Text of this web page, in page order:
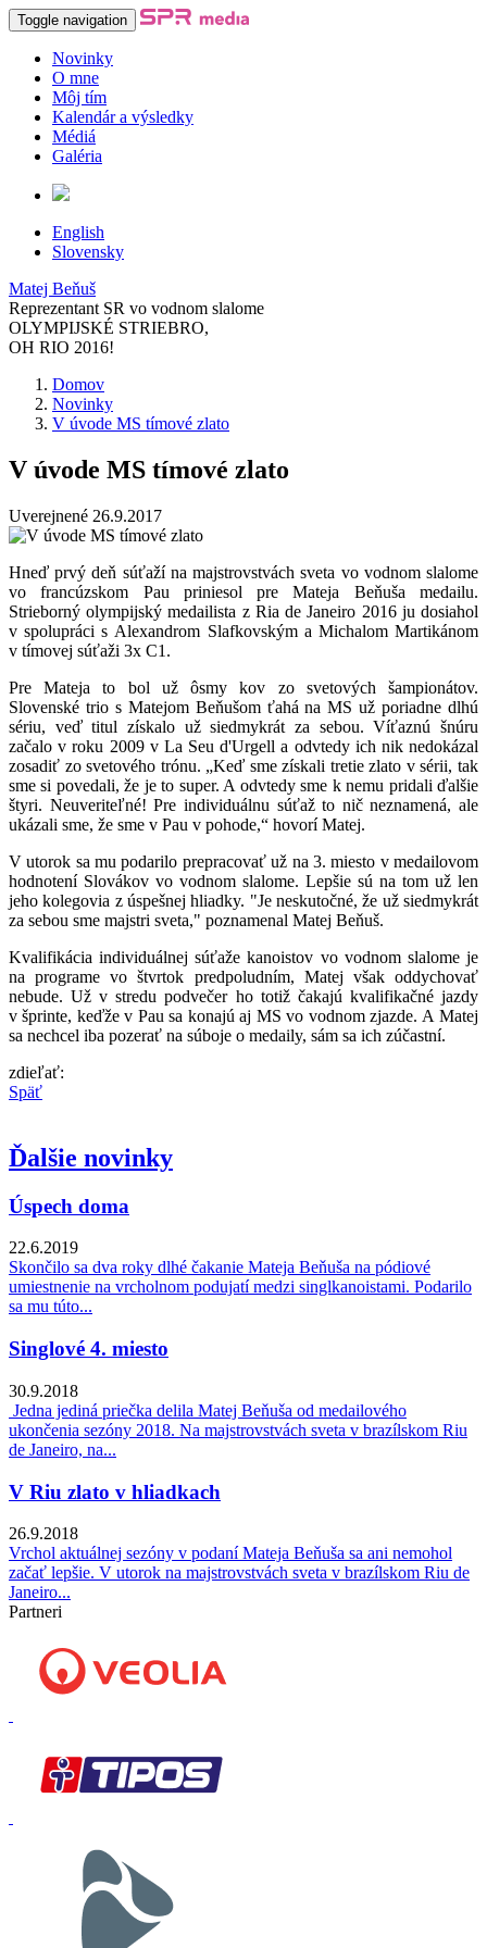
Toggle navigation
Novinky
O mne
Môj tím
Kalendár a výsledky
Médiá
Galéria
English
Slovensky
Matej Beňuš
Reprezentant SR vo vodnom slalome
OLYMPIJSKÉ STRIEBRO,
OH RIO 2016!
Domov
Novinky
V úvode MS tímové zlato
V úvode MS tímové zlato
Uverejnené 26.9.2017
Hneď prvý deň súťaží na majstrovstvách sveta vo vodnom slalome
vo francúzskom Pau priniesol pre Mateja Beňuša medailu.
Strieborný olympijský medailista z Ria de Janeiro 2016 ju dosiahol
v spolupráci s Alexandrom Slafkovským a Michalom Martikánom
v tímovej súťaži 3x C1.
Pre Mateja to bol už ôsmy kov zo svetových šampionátov.
Slovenské trio s Matejom Beňušom ťahá na MS už poriadne dlhú
sériu, veď titul získalo už siedmykrát za sebou. Víťaznú šnúru
začalo v roku 2009 v La Seu d'Urgell a odvtedy ich nik nedokázal
zosadiť zo svetového trónu. „Keď sme získali tretie zlato v sérii, tak
sme si povedali, že je to super. A odvtedy sme k nemu pridali ďalšie
štyri. Neuveriteľné! Pre individuálnu súťaž to nič neznamená, ale
ukázali sme, že sme v Pau v pohode,“ hovorí Matej.
V utorok sa mu podarilo prepracovať už na 3. miesto v medailovom
hodnotení Slovákov vo vodnom slalome. Lepšie sú na tom už len
jeho kolegovia z úspešnej hliadky. "Je neskutočné, že už siedmykrát
za sebou sme majstri sveta," poznamenal Matej Beňuš.
Kvalifikácia individuálnej súťaže kanoistov vo vodnom slalome je
na programe vo štvrtok predpoludním, Matej však oddychovať
nebude. Už v stredu podvečer ho totiž čakajú kvalifikačné jazdy
v šprinte, keďže v Pau sa konajú aj MS vo vodnom zjazde. A Matej
sa nechcel iba pozerať na súboje o medaily, sám sa ich zúčastní.
zdieľať:
Späť
Ďalšie novinky
Úspech doma
22.6.2019
Skončilo sa dva roky dlhé čakanie Mateja Beňuša na pódiové
umiestnenie na vrcholnom podujatí medzi singlkanoistami. Podarilo
sa mu túto...
Singlové 4. miesto
30.9.2018
Jedna jediná priečka delila Matej Beňuša od medailového
ukončenia sezóny 2018. Na majstrovstvách sveta v brazílskom Riu
de Janeiro, na...
V Riu zlato v hliadkach
26.9.2018
Vrchol aktuálnej sezóny v podaní Mateja Beňuša sa ani nemohol
začať lepšie. V utorok na majstrovstvách sveta v brazílskom Riu de
Janeiro...
Partneri